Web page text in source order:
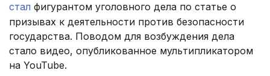
стал фигурантом уголовного дела по статье о
призывах к деятельности против безопасности
государства. Поводом для возбуждения дела
стало видео, опубликованное мультипликатором
на YouTube.